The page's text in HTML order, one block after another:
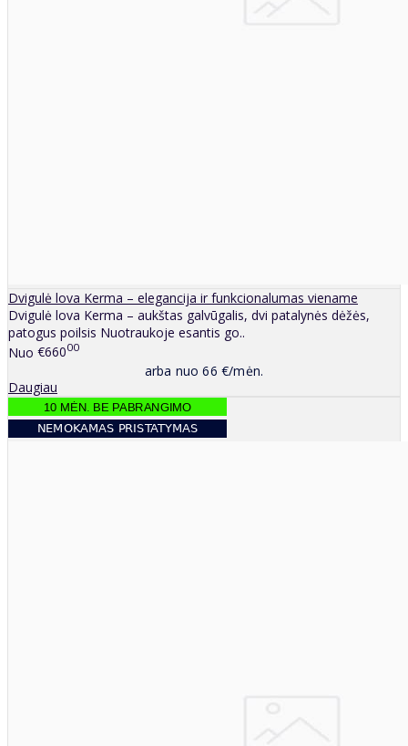
Dvigulė lova Kerma – elegancija ir funkcionalumas viename
Dvigulė lova Kerma – aukštas galvūgalis, dvi patalynės dėžės,
patogus poilsis Nuotraukoje esantis go..
Nuo €66000
arba nuo 66 €/mėn.
Daugiau